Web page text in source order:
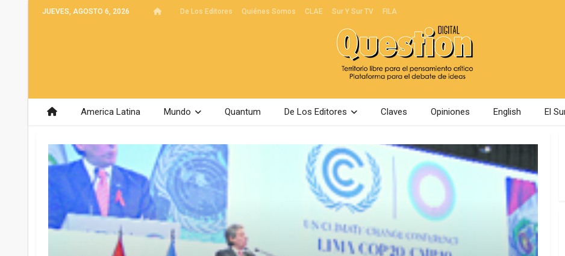
JUEVES, AGOSTO 6, 2026 De Los Editores Quiénes Somos CLAE Sur Y Sur TV FILA
America Latina Mundo Quantum De Los Editores Claves Opiniones English El